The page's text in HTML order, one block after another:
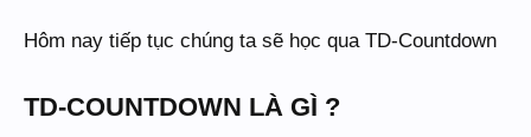
Hôm nay tiếp tục chúng ta sẽ học qua TD-Countdown
TD-COUNTDOWN LÀ GÌ ?